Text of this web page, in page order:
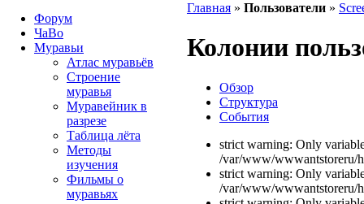
Главная » Пользователи »
Колонии
Обзор
Структура
События
strict warning: Only
/var/www/wwwantstoreru/
strict warning: Only
/var/www/wwwantstoreru/
Форум
ЧаВо
Муравьи
Атлас муравьёв
Строение
муравья
Муравейник в
разрезе
Таблица лёта
Методы
изучения
Фильмы о
муравьях